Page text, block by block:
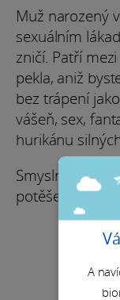
Muž narozený
sexuálním
zničí. Patří
pekla, aniž
bez trápení
vášeň, sex,
hurikánu
Smyslnost je
potěšení a
A